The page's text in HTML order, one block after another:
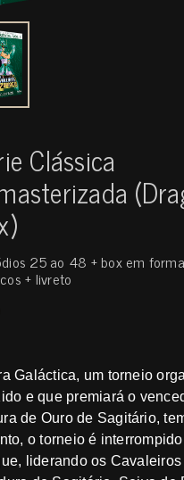
Clássica
25 ao 48 + box em
+ livreto
Galáctica, um torneio
e que premiará o
de Ouro de Sagitário,
o torneio é
liderando os